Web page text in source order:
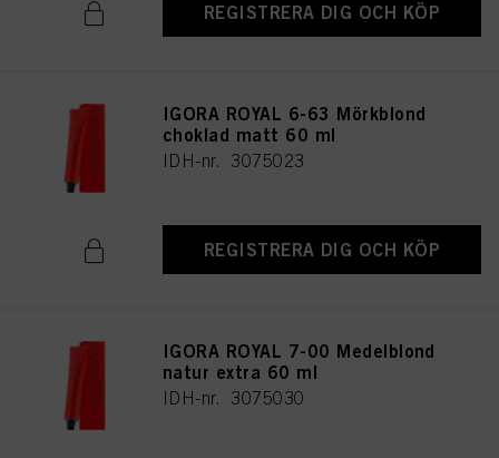
REGISTRERA DIG OCH KÖP
IGORA ROYAL 6-63 Mörkblond
choklad matt 60 ml
IDH-nr. 3075023
REGISTRERA DIG OCH KÖP
IGORA ROYAL 7-00 Medelblond
natur extra 60 ml
IDH-nr. 3075030